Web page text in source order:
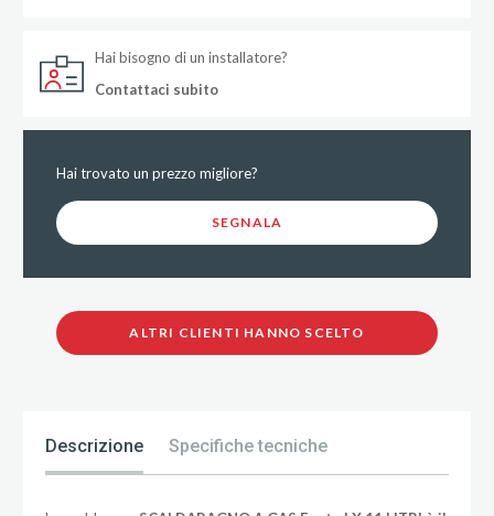
Hai bisogno di un installatore?
Contattaci subito
Hai trovato un prezzo migliore?
SEGNALA
ALTRI CLIENTI HANNO SCELTO
Descrizione Specifiche tecniche